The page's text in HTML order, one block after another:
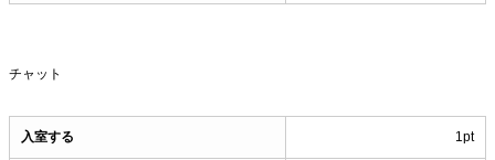
チャット
入室する 1pt